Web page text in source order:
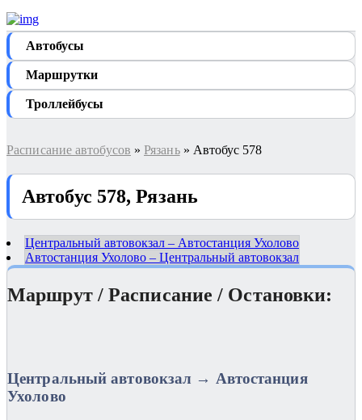
Автобуcы
Маршрутки
Троллейбусы
Расписание автобусов » Рязань» Автобус 578
Автобус 578, Рязань
Центральный автовокзал – Автостанция Ухолово
Автостанция Ухолово – Центральный автовокзал
Маршрут / Расписание / Остановки:
Центральный автовокзал → Автостанция
Ухолово